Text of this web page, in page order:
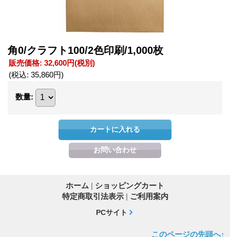
角0/クラフト100/2色印刷/1,000枚
販売価格: 32,600円(税別)
(税込: 35,860円)
数量:
ホーム | ショッピングカート
特定商取引法表示 | ご利用案内
PCサイト
このページの先頭へ↑